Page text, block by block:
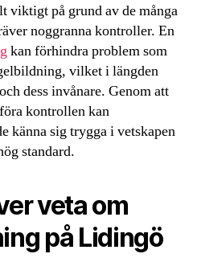
viktigt på grund av de många
noggranna kontroller. En
kan förhindra problem som
vilket i längden
dess invånare. Genom att
kontrollen kan
känna sig trygga i vetskapen
standard.
veta om
på Lidingö